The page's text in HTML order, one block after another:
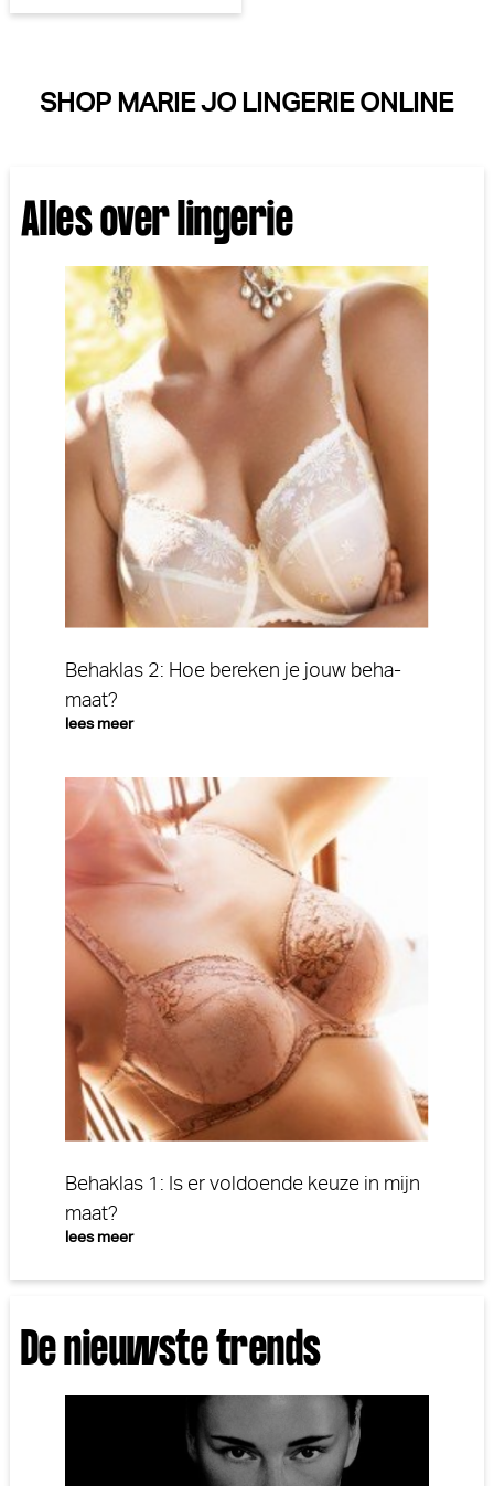
SHOP MARIE JO LINGERIE ONLINE
Alles over lingerie
Behaklas 2: Hoe bereken je jouw beha-
maat?
lees meer
Behaklas 1: Is er voldoende keuze in mijn
maat?
lees meer
De nieuwste trends